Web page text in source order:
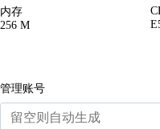
内存
256 M
管理账号